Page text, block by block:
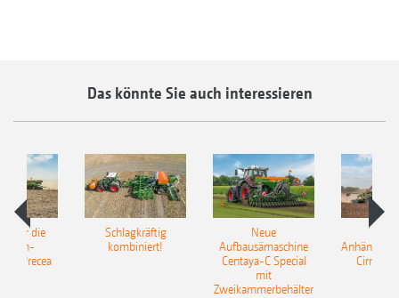
Das könnte Sie auch interessieren
für die
Precea
Schlagkräftig
kombiniert!
Neue
Aufbausämaschine
Centaya-C Special
mit
Zweikammerbehälter
Cirrus